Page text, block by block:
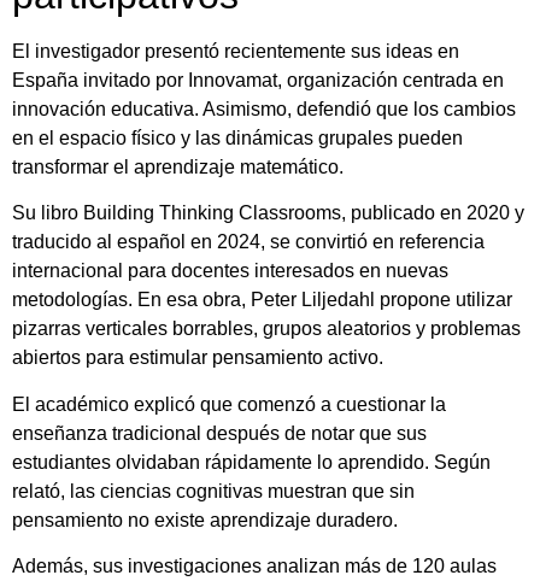
El investigador presentó recientemente sus ideas en
España invitado por Innovamat, organización centrada en
innovación educativa. Asimismo, defendió que los cambios
en el espacio físico y las dinámicas grupales pueden
transformar el aprendizaje matemático.
Su libro Building Thinking Classrooms, publicado en 2020 y
traducido al español en 2024, se convirtió en referencia
internacional para docentes interesados en nuevas
metodologías. En esa obra, Peter Liljedahl propone utilizar
pizarras verticales borrables, grupos aleatorios y problemas
abiertos para estimular pensamiento activo.
El académico explicó que comenzó a cuestionar la
enseñanza tradicional después de notar que sus
estudiantes olvidaban rápidamente lo aprendido. Según
relató, las ciencias cognitivas muestran que sin
pensamiento no existe aprendizaje duradero.
Además, sus investigaciones analizan más de 120 aulas